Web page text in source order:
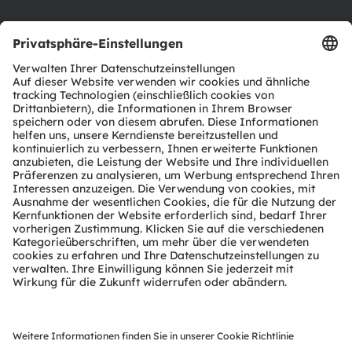
Produkt Selektor
Download Center
Tools
Kundenanfragen
Technischer Support
Partner Netzwerk
Whistleblowing
© 2026 ams-OSRAM AG. All rights reserved.
Datenschutzerklärung Nutzungsbedingungen
Terms of Trade
ImpressumCookie PolicyAI Policy